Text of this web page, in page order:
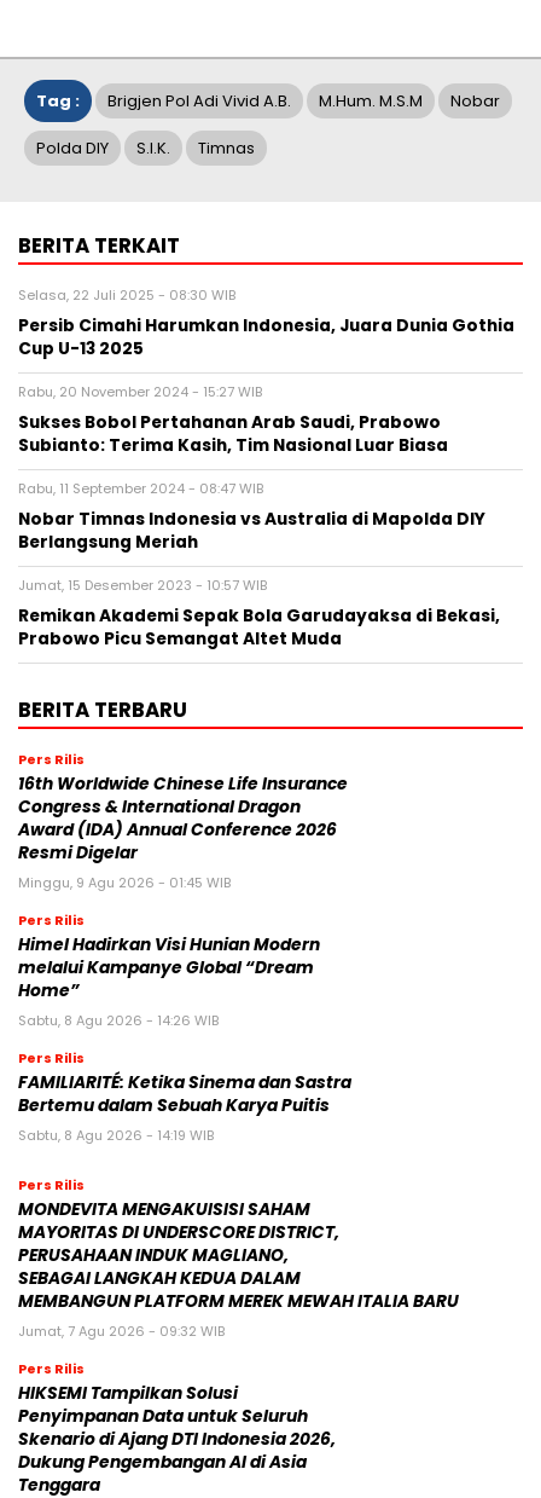
Tag : Brigjen Pol Adi Vivid A.B. M.Hum. M.S.M Nobar
Polda DIY S.I.K. Timnas
BERITA TERKAIT
Selasa, 22 Juli 2025 - 08:30 WIB
Persib Cimahi Harumkan Indonesia, Juara Dunia Gothia
Cup U-13 2025
Rabu, 20 November 2024 - 15:27 WIB
Sukses Bobol Pertahanan Arab Saudi, Prabowo
Subianto: Terima Kasih, Tim Nasional Luar Biasa
Rabu, 11 September 2024 - 08:47 WIB
Nobar Timnas Indonesia vs Australia di Mapolda DIY
Berlangsung Meriah
Jumat, 15 Desember 2023 - 10:57 WIB
Remikan Akademi Sepak Bola Garudayaksa di Bekasi,
Prabowo Picu Semangat Altet Muda
BERITA TERBARU
Pers Rilis
16th Worldwide Chinese Life Insurance
Congress & International Dragon
Award (IDA) Annual Conference 2026
Resmi Digelar
Minggu, 9 Agu 2026 - 01:45 WIB
Pers Rilis
Himel Hadirkan Visi Hunian Modern
melalui Kampanye Global “Dream
Home”
Sabtu, 8 Agu 2026 - 14:26 WIB
Pers Rilis
FAMILIARITÉ: Ketika Sinema dan Sastra
Bertemu dalam Sebuah Karya Puitis
Sabtu, 8 Agu 2026 - 14:19 WIB
Pers Rilis
MONDEVITA MENGAKUISISI SAHAM
MAYORITAS DI UNDERSCORE DISTRICT,
PERUSAHAAN INDUK MAGLIANO,
SEBAGAI LANGKAH KEDUA DALAM
MEMBANGUN PLATFORM MEREK MEWAH ITALIA BARU
Jumat, 7 Agu 2026 - 09:32 WIB
Pers Rilis
HIKSEMI Tampilkan Solusi
Penyimpanan Data untuk Seluruh
Skenario di Ajang DTI Indonesia 2026,
Dukung Pengembangan AI di Asia
Tenggara